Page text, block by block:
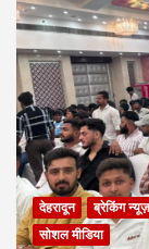
देहरादून ब्रेकिंग न्यूज़
सोशल मीडिया